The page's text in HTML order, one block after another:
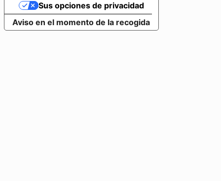
Aviso en el momento de la recogida
Sus opciones de privacidad